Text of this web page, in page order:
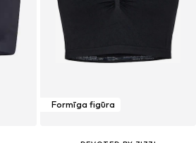
Formīga figūra